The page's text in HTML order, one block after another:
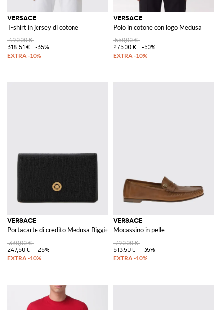
VERSACE
T-shirt in jersey di cotone
490,00 €
318,51 €
-35%
VERSACE
Polo in cotone con logo Medusa
550,00 €
275,00 €
-50%
VERSACE
Portacarte di credito Medusa Biggie in pelle a grana
330,00 €
247,50 €
-25%
VERSACE
Mocassino in pelle
790,00 €
513,50 €
-35%